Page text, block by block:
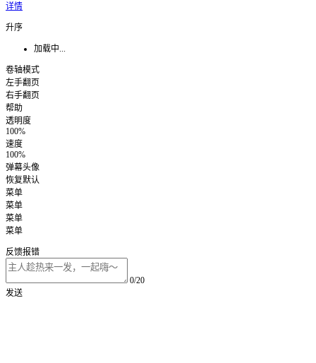
详情
升序
加载中...
卷轴模式
左手翻页
右手翻页
帮助
透明度
100%
速度
100%
弹幕头像
恢复默认
菜单
菜单
菜单
菜单
反馈报错
0/20
发送